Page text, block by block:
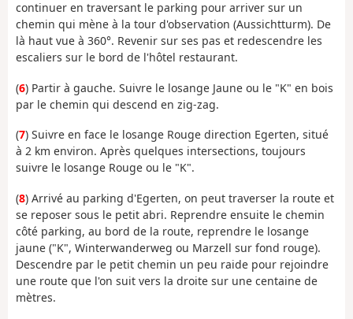
continuer en traversant le parking pour arriver sur un
chemin qui mène à la tour d'observation (Aussichtturm). De
là haut vue à 360°. Revenir sur ses pas et redescendre les
escaliers sur le bord de l'hôtel restaurant.
(6) Partir à gauche. Suivre le losange Jaune ou le "K" en bois
par le chemin qui descend en zig-zag.
(7) Suivre en face le losange Rouge direction Egerten, situé
à 2 km environ. Après quelques intersections, toujours
suivre le losange Rouge ou le "K".
(8) Arrivé au parking d'Egerten, on peut traverser la route et
se reposer sous le petit abri. Reprendre ensuite le chemin
côté parking, au bord de la route, reprendre le losange
jaune ("K", Winterwanderweg ou Marzell sur fond rouge).
Descendre par le petit chemin un peu raide pour rejoindre
une route que l'on suit vers la droite sur une centaine de
mètres.